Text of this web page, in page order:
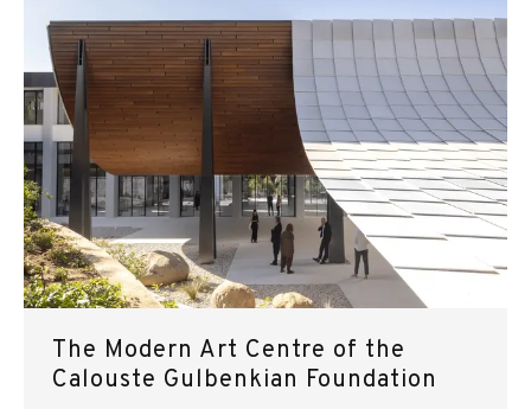
The Modern Art Centre of the
Calouste Gulbenkian Foundation